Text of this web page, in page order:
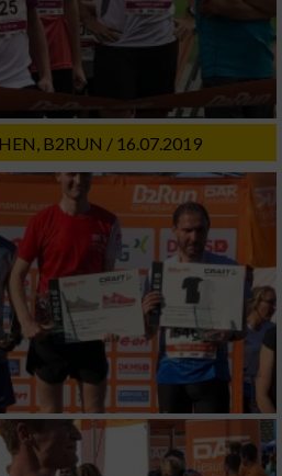
B2RUN / 16.07.2019